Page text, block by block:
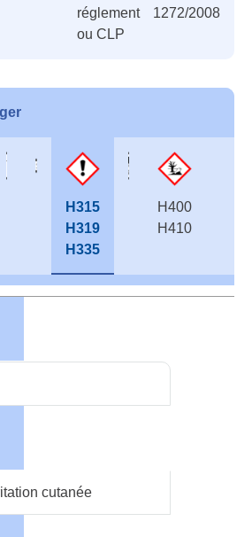
réglement 1272/2008
ou CLP
H315
H319
H335
H400
H410
cutanée